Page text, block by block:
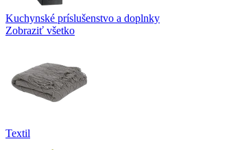
Kuchynské príslušenstvo a doplnky
Zobraziť všetko
Textil